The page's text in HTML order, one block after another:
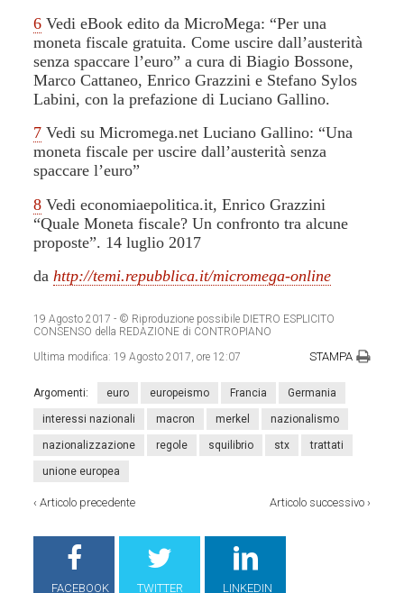
6 Vedi eBook edito da MicroMega: “Per una
moneta fiscale gratuita. Come uscire dall’austerità
senza spaccare l’euro” a cura di Biagio Bossone,
Marco Cattaneo, Enrico Grazzini e Stefano Sylos
Labini, con la prefazione di Luciano Gallino.
7 Vedi su Micromega.net Luciano Gallino: “Una
moneta fiscale per uscire dall’austerità senza
spaccare l’euro”
8 Vedi economiaepolitica.it, Enrico Grazzini
“Quale Moneta fiscale? Un confronto tra alcune
proposte”. 14 luglio 2017
dahttp://temi.repubblica.it/micromega-online
19 Agosto 2017 - © Riproduzione possibile DIETRO ESPLICITO
CONSENSO della REDAZIONE di CONTROPIANO
Ultima modifica: 19 Agosto 2017, ore 12:07 STAMPA
Argomenti: euro europeismo Francia Germania
interessi nazionali macron merkel nazionalismo
nazionalizzazione regole squilibrio stx trattati
unione europea
‹Articolo precedente Articolo successivo›
FACEBOOK TWITTER LINKEDIN